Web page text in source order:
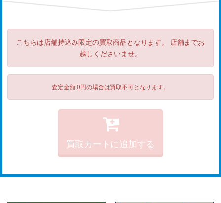
こちらは店舗持込み限定の買取商品となります。 店舗までお
越しくださいませ。
査定金額 0円の場合は買取不可となります。
買取カートに追加する